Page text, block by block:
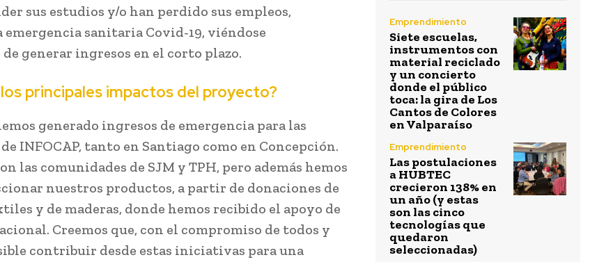
sus estudios y/o han perdido sus empleos,
emergencia sanitaria Covid-19, viéndose
generar ingresos en el corto plazo.
principales impactos del proyecto?
generado ingresos de emergencia para las
INFOCAP, tanto en Santiago como en Concepción.
las comunidades de SJM y TPH, pero además hemos
nuestros productos, a partir de donaciones de
y de maderas, donde hemos recibido el apoyo de
Creemos que, con el compromiso de todos y
contribuir desde estas iniciativas para una
Emprendimiento
Siete escuelas,
instrumentos con
material reciclado
y un concierto
donde el público
toca: la gira de Los
Cantos de Colores
en Valparaíso
Emprendimiento
Las postulaciones
a HUBTEC
crecieron 138% en
un año (y estas
son las cinco
tecnologías que
quedaron
seleccionadas)